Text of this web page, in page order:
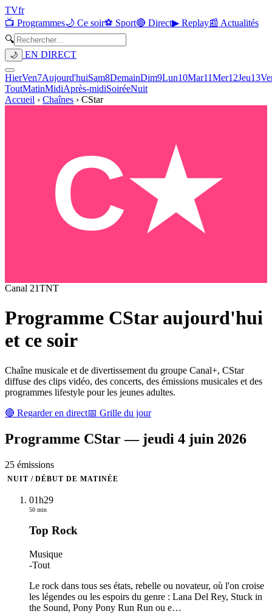
TVfr
📺 Programmes🌙 Ce soir⚽ Sport🔴 Direct▶ Replay📰 Actualités
🔍
🌙 EN DIRECT
HierVen7Aujourd'huiSam8DemainDim9Lun10Mar11Mer12Jeu13
ToutMatinMidiAprès-midiSoiréeNuit
Accueil › Chaînes › CStar
Canal 21TNT
Programme CStaraujourd'hui
et ce soir
Chaîne musicale et de divertissement du groupe Canal+, CStar
diffuse des clips vidéo, des concerts, des émissions musicales et des
programmes lifestyle pour les jeunes adultes.
🔴 Regarder en direct📅 Grille du jour
Programme CStar— jeudi 4 juin 2026
25 émissions
NUIT / DÉBUT DE MATINÉE
01h29
50 min
Top Rock
Musique
-Tout
Le rock dans tous ses états, rebelle ou novateur, où l'on croise
les légendes ou les espoirs du genre : Lana Del Rey, Stuck in
the Sound, Pony Pony Run Run ou e…